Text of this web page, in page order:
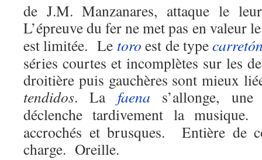
de J.M. Manzanares, attaque le
L’épreuve du fer ne met pas en valeur
est limitée. Le toro est de type
séries courtes et incomplètes sur les
droitière puis gauchères sont mieux
tendidos. La faena s’allonge,
déclenche tardivement la
accrochés et brusques. Entière de
charge. Oreille.